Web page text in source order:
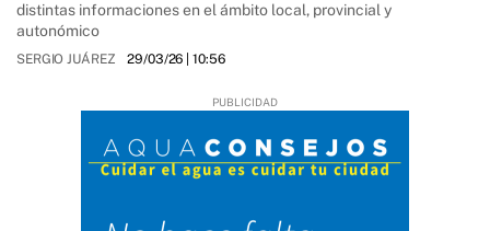
distintas informaciones en el ámbito local, provincial y
autonómico
SERGIO JUÁREZ 29/03/26 | 10:56